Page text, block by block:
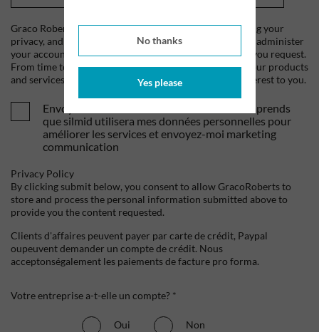
No thanks
Yes please
Graco Roberts is committed to protecting and respecting your
privacy, and we'll only use your personal information to administer
your account and to provide the products and services you request.
From time to time, we would like to contact you about our products
and services, as well as other content that may be of interest to you.
Envoyez-moi vos offres et actualités. Je comprends
que silmid utilisera mes données personnelles pour
améliorer les services et envoyez-moi marketing
communication
Privacy Policy
By clicking submit below, you consent to allow GracoRoberts to
store and process the personal information submitted above to
provide you the content requested.
Clients d'affaires peuvent payer par carte de crédit, Paypal
oupeuvent demander un compte de crédit. Nous
acceptonségalement les paiements de facture pro forma.
Votre entreprise a-t-elle un compte? *
Oui Non